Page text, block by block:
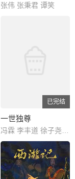
张伟 张秉君 谭笑
已完结
一世独尊